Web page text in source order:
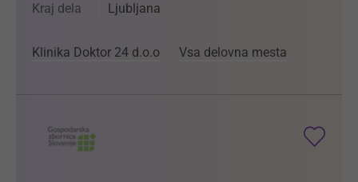
Kraj dela Ljubljana
Klinika Doktor 24 d.o.o Vsa delovna mesta